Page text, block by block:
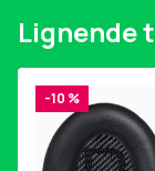
Lignende
-10 %